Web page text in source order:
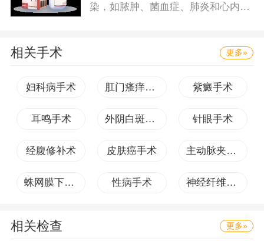
染，如脓肿、菌血症、肺炎和心内膜
相关手术 更多»
妇科病手术 肛门瘙痒手术 紫癜手术
耳鸣手术 外阴白斑手术 针眼手术
经腹修补术 皮肤癌手术 主动脉夹层手术
蛛网膜下腔出血手术 性病手术 神经纤维瘤手术
相关检查 更多»